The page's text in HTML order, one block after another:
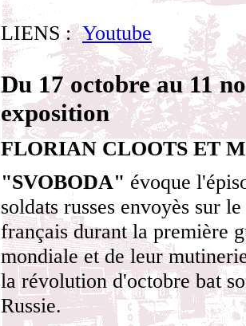
LIENS :Youtube
Du 17 octobre au 11
exposition
FLORIAN CLOOTS ET
"SVOBODA" évoque
soldats russes envoyès sur
français durant la première
mondiale et de leur
la révolution d'octobre bat
Russie.